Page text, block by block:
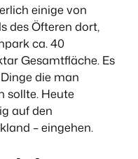
einige von
des Öfteren dort,
ca. 40
Gesamtfläche. Es
die man
sollte. Heute
auf den
– eingehen.